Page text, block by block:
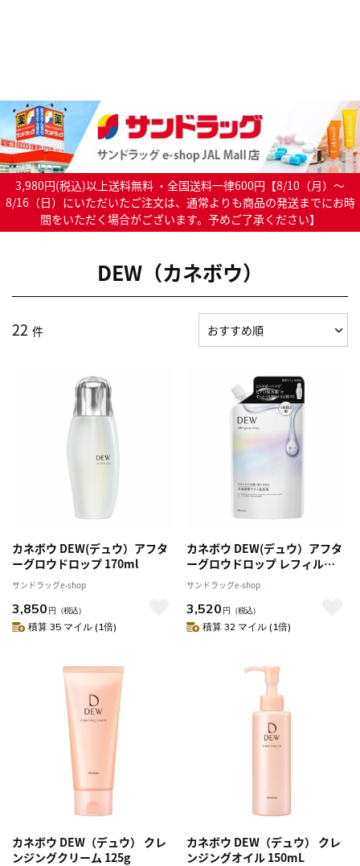
3,980円(税込)以上送料無料 ・全国送料一律600円【8/10（月）～
8/16（日）にいただいたご注文は、通常よりも商品の発送までにお時
間をいただく場合がございます。予めご了承ください】
DEW（カネボウ）
22 件
カネボウ DEW(デュウ）アフタ
ーグロウドロップ 170ml
サンドラッグe-shop
3,850 円 （税込）
積算 35 マイル (1倍)
カネボウ DEW(デュウ）アフタ
ーグロウドロップ レフィル
160ml
サンドラッグe-shop
3,520 円 （税込）
積算 32 マイル (1倍)
カネボウ DEW（デュウ） クレ
ンジングクリーム 125g
カネボウ DEW（デュウ） クレ
ンジングオイル 150mL